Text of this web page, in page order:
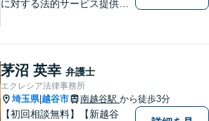
に対する法的サービス提供に
務など、幅広く対応します。
【当日／夜間／休日対応可】
お気軽にご相談ください。
茅沼 英幸 弁護士
エクレシア法律事務所
埼玉県|越谷市 南越谷駅 から徒歩3分
【初回相談無料】【新越谷